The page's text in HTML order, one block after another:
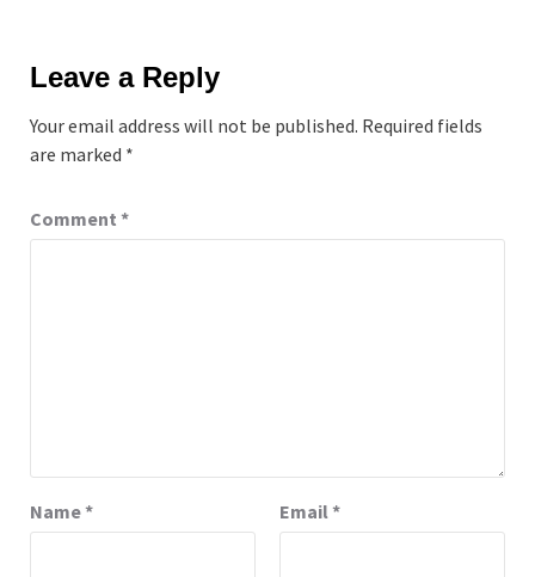
Leave a Reply
Your email address will not be published. Required fields
are marked *
Comment *
Name* Email *